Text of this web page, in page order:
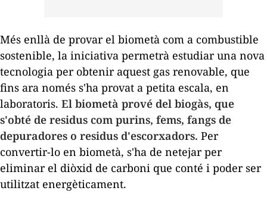
Més enllà de provar el biometà com a combustible
sostenible, la iniciativa permetrà estudiar una nova
tecnologia per obtenir aquest gas renovable, que
fins ara només s'ha provat a petita escala, en
laboratoris. El biometà prové del biogàs, que
s'obté de residus com purins, fems, fangs de
depuradores o residus d'escorxadors. Per
convertir-lo en biometà, s'ha de netejar per
eliminar el diòxid de carboni que conté i poder ser
utilitzat energèticament.